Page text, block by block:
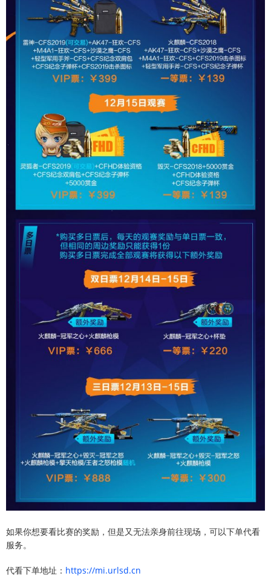
如果你想要看比赛的奖励，但是又无法亲身前往现场，可以下单代看
服务。
代看下单地址： https://mi.urlsd.cn